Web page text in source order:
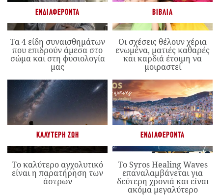
ΕΝΔΙΑΦΈΡΟΝΤΑ
Τα 4 είδη συναισθημάτων
που επιδρούν άμεσα στο
σώμα και στη φυσιολογία
μας
ΒΙΒΛΊΑ
Οι σχέσεις θέλουν χέρια
ενωμένα, ματιές καθαρές
και καρδιά έτοιμη να
μοιραστεί
ΚΑΛΎΤΕΡΗ ΖΩΉ
Το καλύτερο αγχολυτικό
είναι η παρατήρηση των
άστρων
ΕΝΔΙΑΦΈΡΟΝΤΑ
Το Syros Healing Waves
επαναλαμβάνεται για
δεύτερη χρονιά και είναι
ακόμα μεγαλύτερο